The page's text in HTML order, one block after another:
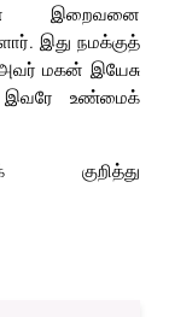
இறைவனை
இது நமக்குத்
மகன் இயேசு
இவரே உண்மைக்
குறித்து